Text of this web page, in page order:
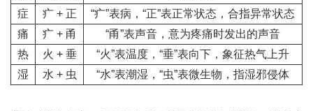
症
疒 + 正
“疒”表病，“正”表正常状态，合指异常状态
痛
疒 + 甬
“甬”表声音，意为疼痛时发出的声音
热
火 + 垂
“火”表温度，“垂”表向下，象征热气上升
湿
水 + 虫 “水”表潮湿，“虫”表微生物，指湿邪侵体